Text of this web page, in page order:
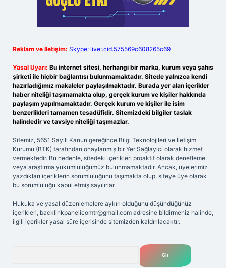
Reklam ve İletişim: Skype: live:.cid.575569c608265c69
Yasal Uyarı: Bu internet sitesi, herhangi bir marka, kurum veya şahıs
şirketi ile hiçbir bağlantısı bulunmamaktadır. Sitede yalnızca kendi
hazırladığımız makaleler paylaşılmaktadır. Burada yer alan içerikler
haber niteliği taşımamakta olup, gerçek kurum ve kişiler hakkında
paylaşım yapılmamaktadır. Gerçek kurum ve kişiler ile isim
benzerlikleri tamamen tesadüfidir. Sitemizdeki bilgiler taslak
halindedir ve tavsiye niteliği taşımazlar.
Sitemiz, 5651 Sayılı Kanun gereğince Bilgi Teknolojileri ve İletişim
Kurumu (BTK) tarafından onaylanmış bir Yer Sağlayıcı olarak hizmet
vermektedir. Bu nedenle, sitedeki içerikleri proaktif olarak denetleme
veya araştırma yükümlülüğümüz bulunmamaktadır. Ancak, üyelerimiz
yazdıkları içeriklerin sorumluluğunu taşımakta olup, siteye üye olarak
bu sorumluluğu kabul etmiş sayılırlar.
Hukuka ve yasal düzenlemelere aykırı olduğunu düşündüğünüz
içerikleri, backlinkpanelicomtr@gmail.com adresine bildirmeniz halinde,
ilgili içerikler yasal süre içerisinde sitemizden kaldırılacaktır.